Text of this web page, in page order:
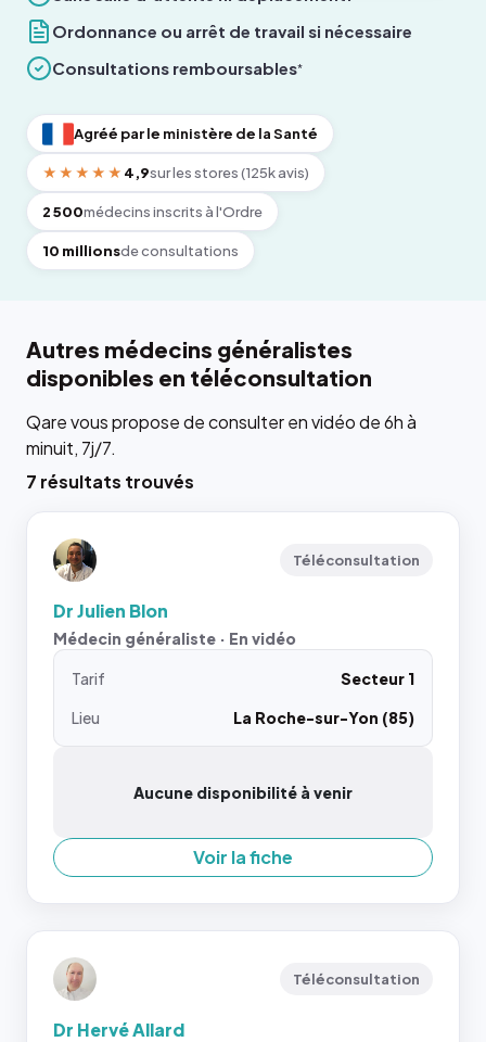
Ordonnance ou arrêt de travail si nécessaire
Consultations remboursables*
Agréé par le ministère de la Santé
★★★★★ 4,9sur les stores (125k avis)
2 500médecins inscrits à l'Ordre
10 millionsde consultations
Autres médecins généralistes
disponibles en téléconsultation
Qare vous propose de consulter en vidéo de 6h à
minuit, 7j/7.
7 résultats trouvés
Téléconsultation
Dr Julien Blon
Médecin généraliste · En vidéo
Tarif
Secteur 1
Lieu
La Roche-sur-Yon (85)
Aucune disponibilité à venir
Voir la fiche
Téléconsultation
Dr Hervé Allard